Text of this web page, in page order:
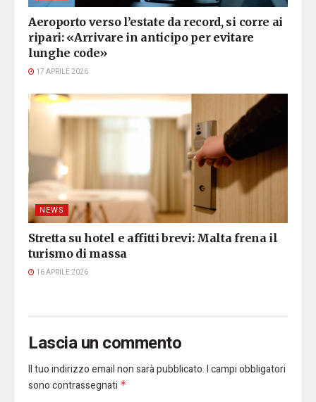
Aeroporto verso l’estate da record, si corre ai
ripari: «Arrivare in anticipo per evitare
lunghe code»
17 APRILE 2026
NEWS
Stretta su hotel e affitti brevi: Malta frena il
turismo di massa
16 APRILE 2026
Lascia un commento
Il tuo indirizzo email non sarà pubblicato.I campi obbligatori
sono contrassegnati *